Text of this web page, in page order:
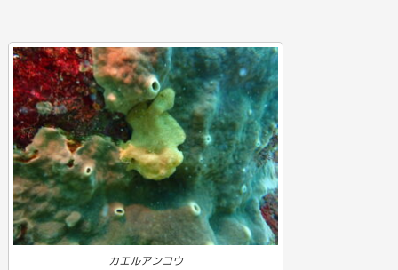
カエルアンコウ